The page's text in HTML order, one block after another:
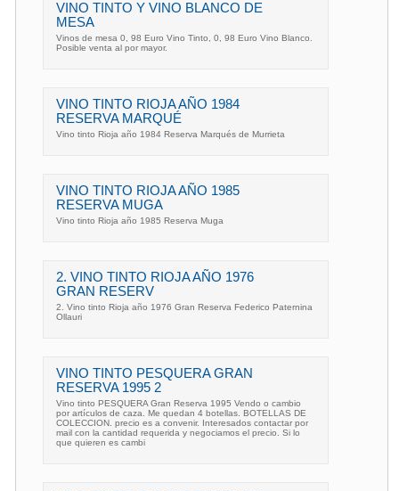
VINO TINTO Y VINO BLANCO DE
MESA
Vinos de mesa 0, 98 Euro Vino Tinto, 0, 98 Euro Vino Blanco.
Posible venta al por mayor.
VINO TINTO RIOJA AÑO 1984
RESERVA MARQUÉ
Vino tinto Rioja año 1984 Reserva Marqués de Murrieta
VINO TINTO RIOJA AÑO 1985
RESERVA MUGA
Vino tinto Rioja año 1985 Reserva Muga
2. VINO TINTO RIOJA AÑO 1976
GRAN RESERV
2. Vino tinto Rioja año 1976 Gran Reserva Federico Paternina
Ollauri
VINO TINTO PESQUERA GRAN
RESERVA 1995 2
Vino tinto PESQUERA Gran Reserva 1995 Vendo o cambio
por artículos de caza. Me quedan 4 botellas. BOTELLAS DE
COLECCION. precio es a convenir. Interesados contactar por
mail con la cantidad requerida y negociamos el precio. Si lo
que quieren es cambi